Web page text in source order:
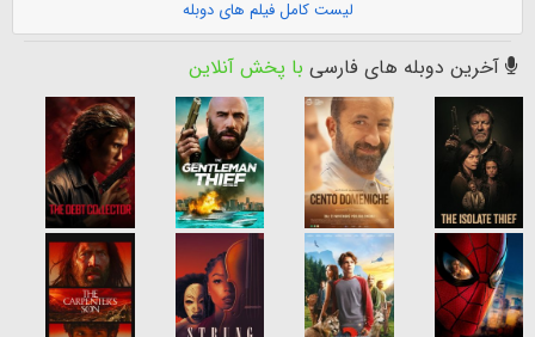
لیست کامل فیلم های دوبله
آخرین دوبله های فارسی با پخش آنلاین